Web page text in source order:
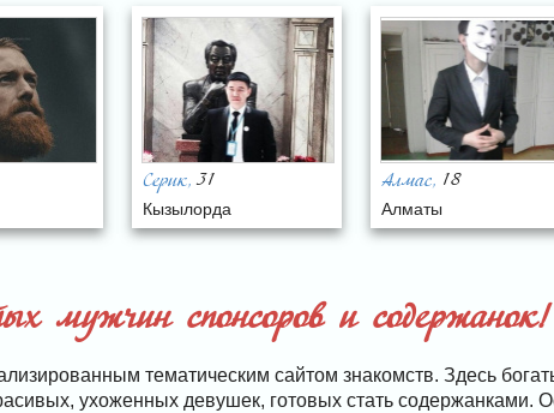
Серик, 31
Кызылорда
Алмас, 18
Алматы
мужчин спонсоров и содержанок!
тематическим сайтом знакомств. Здесь
ухоженных девушек, готовых стать содержанками.